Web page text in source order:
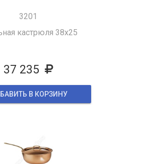
3201
кастрюля 38x25
37 235
В КОРЗИНУ